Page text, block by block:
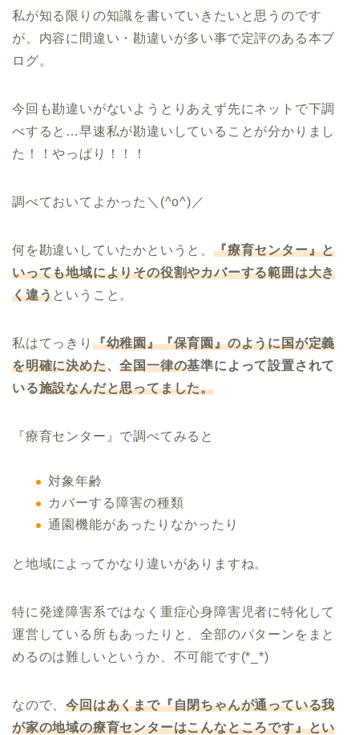
私が知る限りの知識を書いていきたいと思うのです
が、内容に間違い・勘違いが多い事で定評のある本ブ
ログ。
今回も勘違いがないようとりあえず先にネットで下調
べすると…早速私が勘違いしていることが分かりまし
た！！やっぱり！！！
調べておいてよかった＼(^o^)／
何を勘違いしていたかというと、 『療育センター』と
いっても地域によりその役割やカバーする範囲は大き
く違うということ。
私はてっきり 『幼稚園』『保育園』のように国が定義
を明確に決めた、全国一律の基準によって設置されて
いる施設なんだと思ってました。
『療育センター』で調べてみると
対象年齢
カバーする障害の種類
通園機能があったりなかったり
と地域によってかなり違いがありますね。
特に発達障害系ではなく重症心身障害児者に特化して
運営している所もあったりと、全部のパターンをまと
めるのは難しいというか、不可能です(*_*)
なので、今回はあくまで『自閉ちゃんが通っている我
が家の地域の療育センターはこんなところです』とい